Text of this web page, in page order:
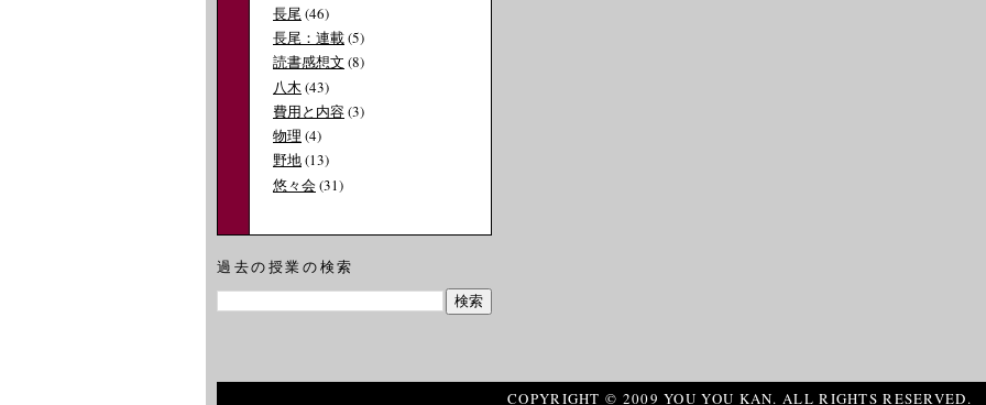
長尾(46)
長尾：連載(5)
読書感想文 (8)
八木 (43)
費用と内容(3)
物理 (4)
野地(13)
悠々会(31)
過去の授業の検索
COPYRIGHT © 2009 YOU YOU KAN. ALL RIGHTS RESERVED.